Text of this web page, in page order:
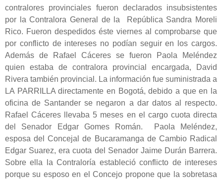
contralores provinciales fueron declarados insubsistentes
por la Contralora General de la República Sandra Moreli
Rico. Fueron despedidos éste viernes al comprobarse que
por conflicto de intereses no podían seguir en los cargos.
Además de Rafael Cáceres se fueron Paola Meléndez
quien estaba de contralora provincial encargada, David
Rivera también provincial. La información fue suministrada a
LA PARRILLA directamente en Bogotá, debido a que en la
oficina de Santander se negaron a dar datos al respecto.
Rafael Cáceres llevaba 5 meses en el cargo cuota directa
del Senador Edgar Gomes Román. Paola Meléndez,
esposa del Concejal de Bucaramanga de Cambio Radical
Edgar Suarez, era cuota del Senador Jaime Durán Barrera.
Sobre ella la Contraloría estableció conflicto de intereses
porque su esposo en el Concejo propone que la sobretasa